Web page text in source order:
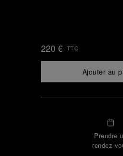
220 € TTC
Ajouter au
Prendre
rendez-